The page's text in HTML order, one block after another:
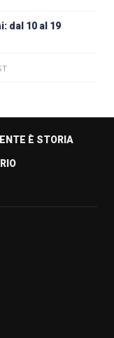
dal 10 al 19
È STORIA